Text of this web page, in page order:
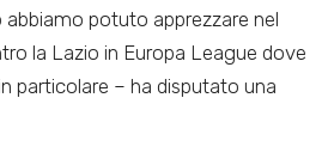
potuto apprezzare nel
la Lazio in Europa League dove
particolare – ha disputato una